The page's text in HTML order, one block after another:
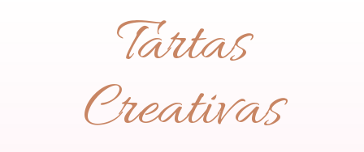
Tartas
Creativas